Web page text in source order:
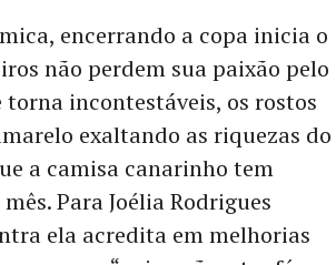
encerrando a copa inicia o
não perdem sua paixão pelo
incontestáveis, os rostos
exaltando as riquezas do
a camisa canarinho tem
Para Joélia Rodrigues
ela acredita em melhorias